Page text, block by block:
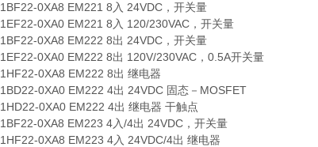
0XA8 EM221 8入 24VDC，开关量
0XA0 EM221 8入 120/230VAC，开关量
0XA8 EM222 8出 24VDC，开关量
0XA0 EM222 8出 120V/230VAC，0.5A开关量
0XA8 EM222 8出 继电器
0XA0 EM222 4出 24VDC 固态－MOSFET
0XA0 EM222 4出 继电器 干触点
0XA8 EM223 4入/4出 24VDC，开关量
0XA8 EM223 4入 24VDC/4出 继电器